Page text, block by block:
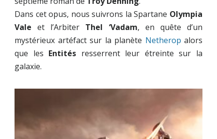
Dans cet opus, nous suivrons la Spartane Olympia
Vale et l’Arbiter Thel ‘Vadam, en quête d’un
mystérieux artéfact sur la planète Netherop alors
que les Entités resserrent leur étreinte sur la
galaxie.